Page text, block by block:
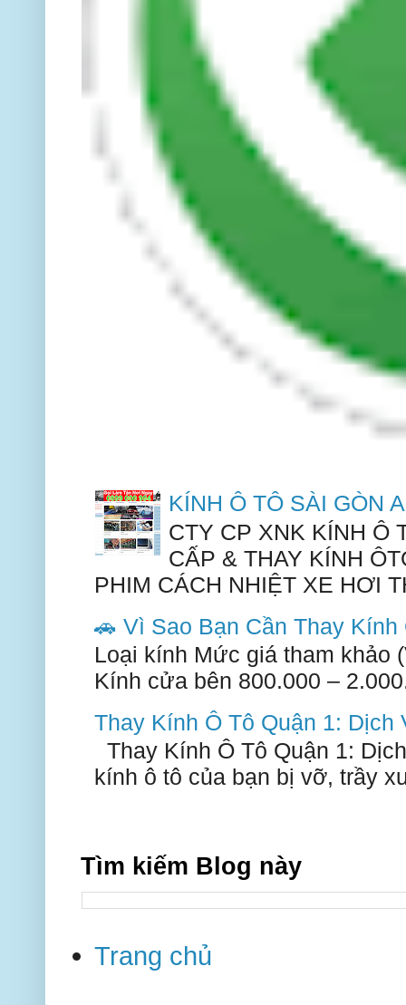
KÍNH Ô TÔ SÀI GÒN
CTY CP XNK KÍNH Ô
CẤP & THAY KÍNH
PHIM CÁCH NHIỆT XE HƠI
🚗 Vì Sao Bạn Cần Thay
Loại kính Mức giá tham khảo
Kính cửa bên 800.000 –
Thay Kính Ô Tô Quận 1:
Thay Kính Ô Tô Quận 1:
kính ô tô của bạn bị vỡ, trầy
Tìm kiếm Blog này
Trang chủ